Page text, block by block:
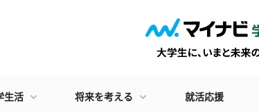
生活 将来を考える 就活応援